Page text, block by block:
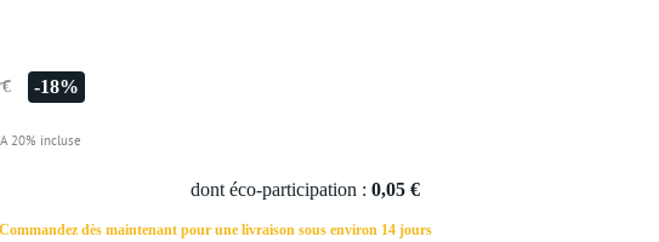
-18%
20% incluse
dont éco-participation : 0,05 €
Commandez dès maintenant pour une livraison sous environ 14 jours